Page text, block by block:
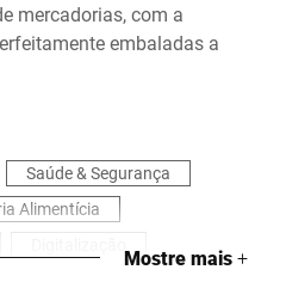
mercadorias, com a
embaladas a
Saúde & Segurança
Alimentícia
Mostre mais+